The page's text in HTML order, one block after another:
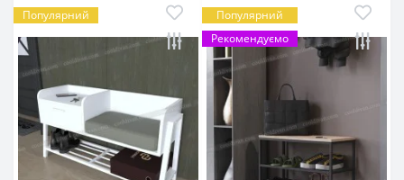
Популярний
Популярний
Рекомендуємо